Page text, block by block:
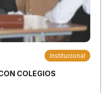
Institucional
COLEGIOS